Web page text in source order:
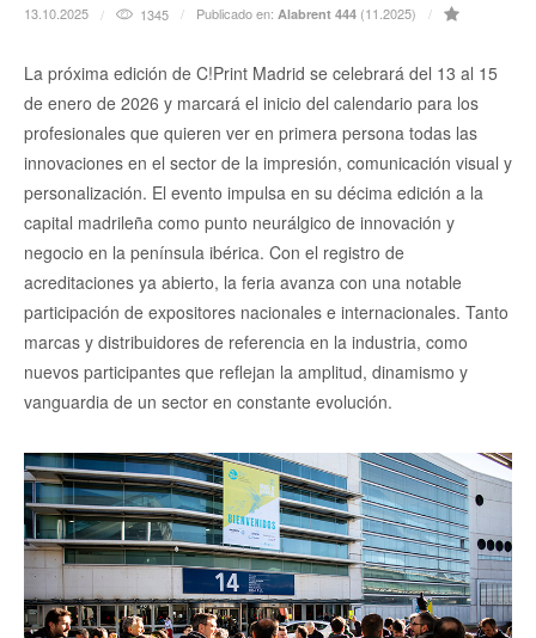
13.10.2025 1345 Publicado en: Alabrent 444 (11.2025)
La próxima edición de C!Print Madrid se celebrará del 13 al 15
de enero de 2026 y marcará el inicio del calendario para los
profesionales que quieren ver en primera persona todas las
innovaciones en el sector de la impresión, comunicación visual y
personalización. El evento impulsa en su décima edición a la
capital madrileña como punto neurálgico de innovación y
negocio en la península ibérica. Con el registro de
acreditaciones ya abierto, la feria avanza con una notable
participación de expositores nacionales e internacionales. Tanto
marcas y distribuidores de referencia en la industria, como
nuevos participantes que reflejan la amplitud, dinamismo y
vanguardia de un sector en constante evolución.